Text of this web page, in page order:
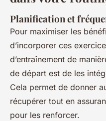
Planification et
Pour maximiser les
d’incorporer ces
d’entraînement de
de départ est de les
Cela permet de donner
récupérer tout en
pour les renforcer.